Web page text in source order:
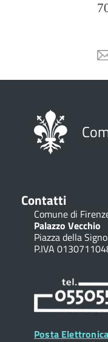
Contatti
Comune di
Palazzo Vecchio
Piazza della
P.IVA
Posta